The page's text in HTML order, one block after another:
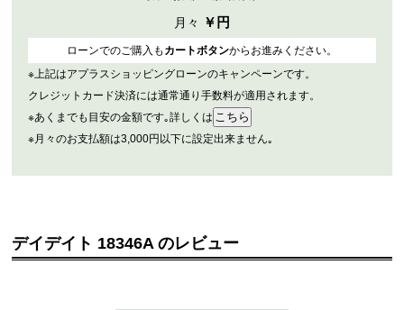
月々 ￥ 円
ローンでのご購入も カートボタンからお進みください。
※上記はアプラスショッピングローンのキャンペーンです。
クレジットカード決済には通常通り手数料が適用されます。
※あくまでも目安の金額です｡詳しくは
※月々のお支払額は3,000円以下に設定出来ません｡
デイデイト 18346A のレビュー